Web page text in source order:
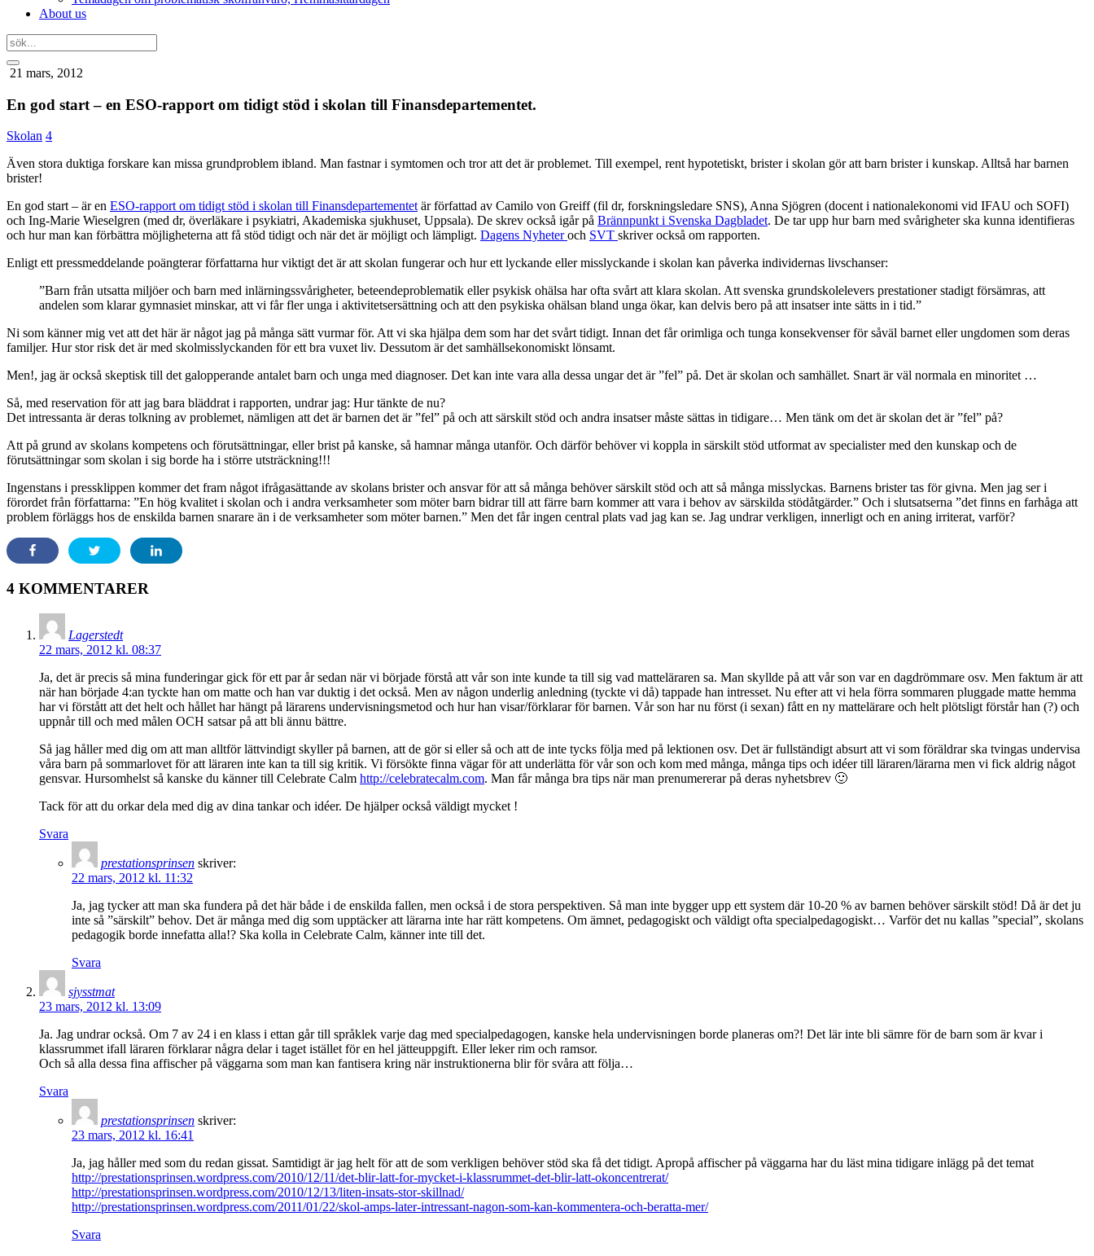
About us
21 mars, 2012
En god start – en ESO-rapport om tidigt stöd i skolan till Finansdepartementet.
Skolan 4
Även stora duktiga forskare kan missa grundproblem ibland. Man fastnar i symtomen och tror att det är problemet. Till exempel, rent hypotetiskt, brister i skolan gör att barn brister i kunskap. Alltså har barnen
brister!
En god start – är en ESO-rapport om tidigt stöd i skolan till Finansdepartementetär författad av Camilo von Greiff (fil dr, forskningsledare SNS), Anna Sjögren (docent i nationalekonomi vid IFAU och SOFI)
och Ing-Marie Wieselgren (med dr, överläkare i psykiatri, Akademiska sjukhuset, Uppsala). De skrev också igår på Brännpunkt i Svenska Dagbladet. De tar upp hur barn med svårigheter ska kunna identifieras
och hur man kan förbättra möjligheterna att få stöd tidigt och när det är möjligt och lämpligt. Dagens Nyheteroch SVT skriver också om rapporten.
Enligt ett pressmeddelande poängterar författarna hur viktigt det är att skolan fungerar och hur ett lyckande eller misslyckande i skolan kan påverka individernas livschanser:
”Barn från utsatta miljöer och barn med inlärningssvårigheter, beteendeproblematik eller psykisk ohälsa har ofta svårt att klara skolan. Att svenska grundskolelevers prestationer stadigt försämras, att
andelen som klarar gymnasiet minskar, att vi får fler unga i aktivitetsersättning och att den psykiska ohälsan bland unga ökar, kan delvis bero på att insatser inte sätts in i tid.”
Ni som känner mig vet att det här är något jag på många sätt vurmar för. Att vi ska hjälpa dem som har det svårt tidigt. Innan det får orimliga och tunga konsekvenser för såväl barnet eller ungdomen som deras
familjer. Hur stor risk det är med skolmisslyckanden för ett bra vuxet liv. Dessutom är det samhällsekonomiskt lönsamt.
Men!, jag är också skeptisk till det galopperande antalet barn och unga med diagnoser. Det kan inte vara alla dessa ungar det är ”fel” på. Det är skolan och samhället. Snart är väl normala en minoritet …
Så, med reservation för att jag bara bläddrat i rapporten, undrar jag: Hur tänkte de nu?
Det intressanta är deras tolkning av problemet, nämligen att det är barnen det är ”fel” på och att särskilt stöd och andra insatser måste sättas in tidigare… Men tänk om det är skolan det är ”fel” på?
Att på grund av skolans kompetens och förutsättningar, eller brist på kanske, så hamnar många utanför. Och därför behöver vi koppla in särskilt stöd utformat av specialister med den kunskap och de
förutsättningar som skolan i sig borde ha i större utsträckning!!!
Ingenstans i pressklippen kommer det fram något ifrågasättande av skolans brister och ansvar för att så många behöver särskilt stöd och att så många misslyckas. Barnens brister tas för givna. Men jag ser i
förordet från författarna: ”En hög kvalitet i skolan och i andra verksamheter som möter barn bidrar till att färre barn kommer att vara i behov av särskilda stödåtgärder.” Och i slutsatserna ”det finns en farhåga att
problem förläggs hos de enskilda barnen snarare än i de verksamheter som möter barnen.” Men det får ingen central plats vad jag kan se. Jag undrar verkligen, innerligt och en aning irriterat, varför?
4 KOMMENTARER
Lagerstedt
22 mars, 2012 kl. 08:37
Ja, det är precis så mina funderingar gick för ett par år sedan när vi började förstå att vår son inte kunde ta till sig vad matteläraren sa. Man skyllde på att vår son var en dagdrömmare osv. Men faktum är att
när han började 4:an tyckte han om matte och han var duktig i det också. Men av någon underlig anledning (tyckte vi då) tappade han intresset. Nu efter att vi hela förra sommaren pluggade matte hemma
har vi förstått att det helt och hållet har hängt på lärarens undervisningsmetod och hur han visar/förklarar för barnen. Vår son har nu först (i sexan) fått en ny mattelärare och helt plötsligt förstår han (?) och
uppnår till och med målen OCH satsar på att bli ännu bättre.
Så jag håller med dig om att man alltför lättvindigt skyller på barnen, att de gör si eller så och att de inte tycks följa med på lektionen osv. Det är fullständigt absurt att vi som föräldrar ska tvingas undervisa
våra barn på sommarlovet för att läraren inte kan ta till sig kritik. Vi försökte finna vägar för att underlätta för vår son och kom med många, många tips och idéer till läraren/lärarna men vi fick aldrig något
gensvar. Hursomhelst så kanske du känner till Celebrate Calm http://celebratecalm.com. Man får många bra tips när man prenumererar på deras nyhetsbrev 🙂
Tack för att du orkar dela med dig av dina tankar och idéer. De hjälper också väldigt mycket !
Svara
prestationsprinsen skriver:
22 mars, 2012 kl. 11:32
Ja, jag tycker att man ska fundera på det här både i de enskilda fallen, men också i de stora perspektiven. Så man inte bygger upp ett system där 10-20 % av barnen behöver särskilt stöd! Då är det ju
inte så ”särskilt” behov. Det är många med dig som upptäcker att lärarna inte har rätt kompetens. Om ämnet, pedagogiskt och väldigt ofta specialpedagogiskt… Varför det nu kallas ”special”, skolans
pedagogik borde innefatta alla!? Ska kolla in Celebrate Calm, känner inte till det.
Svara
sjysstmat
23 mars, 2012 kl. 13:09
Ja. Jag undrar också. Om 7 av 24 i en klass i ettan går till språklek varje dag med specialpedagogen, kanske hela undervisningen borde planeras om?! Det lär inte bli sämre för de barn som är kvar i
klassrummet ifall läraren förklarar några delar i taget istället för en hel jätteuppgift. Eller leker rim och ramsor.
Och så alla dessa fina affischer på väggarna som man kan fantisera kring när instruktionerna blir för svåra att följa…
Svara
prestationsprinsen skriver:
23 mars, 2012 kl. 16:41
Ja, jag håller med som du redan gissat. Samtidigt är jag helt för att de som verkligen behöver stöd ska få det tidigt. Apropå affischer på väggarna har du läst mina tidigare inlägg på det temat
http://prestationsprinsen.wordpress.com/2010/12/11/det-blir-latt-for-mycket-i-klassrummet-det-blir-latt-okoncentrerat/
http://prestationsprinsen.wordpress.com/2010/12/13/liten-insats-stor-skillnad/
http://prestationsprinsen.wordpress.com/2011/01/22/skol-amps-later-intressant-nagon-som-kan-kommentera-och-beratta-mer/
Svara